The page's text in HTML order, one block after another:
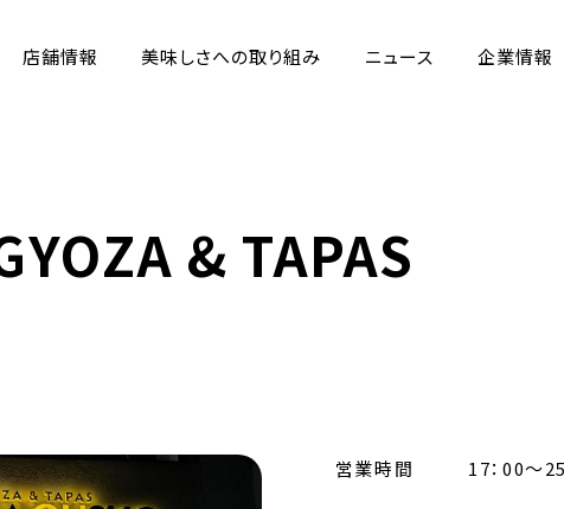
店舗情報 美味しさへの取り組み ニュース 企業情報
& TAPAS
営業時間 17：00～25